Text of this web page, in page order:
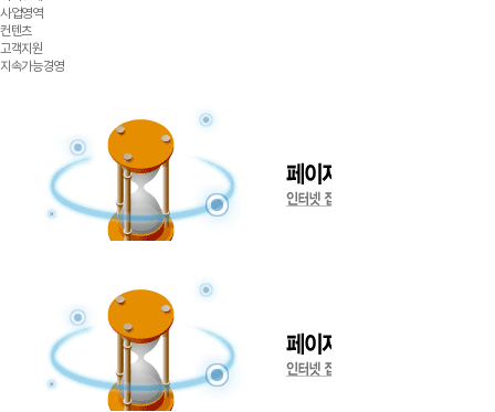
사업영역
컨텐츠
고객지원
지속가능경영